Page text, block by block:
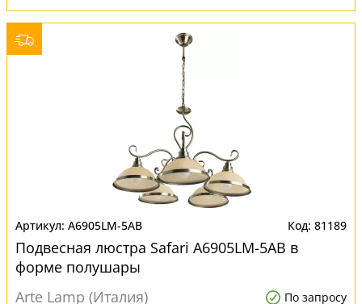
A6905LM-5AB 81189
Подвесная люстра Safari A6905LM-5AB в
форме полушары
Arte Lamp (Италия)
По запросу